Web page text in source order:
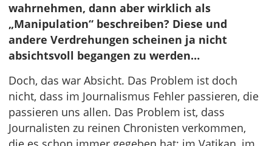
wahrnehmen, dann aber wirklich als
„Manipulation“ beschreiben? Diese und
andere Verdrehungen scheinen ja nicht
absichtsvoll begangen zu werden…
Doch, das war Absicht. Das Problem ist doch
nicht, dass im Journalismus Fehler passieren, die
passieren uns allen. Das Problem ist, dass
Journalisten zu reinen Chronisten verkommen,